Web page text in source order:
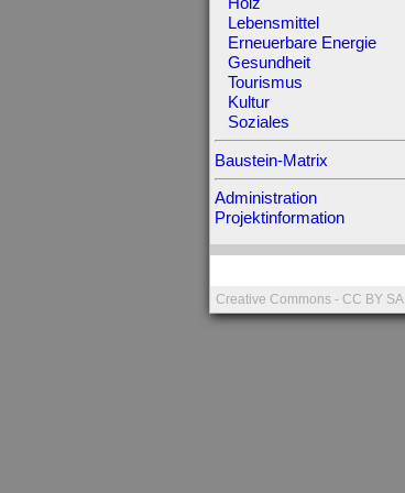
Lebensmittel
Erneuerbare Energie
Gesundheit
Tourismus
Kultur
Soziales
Baustein-Matrix
Administration
Projektinformation
Creative Commons - CC BY SA